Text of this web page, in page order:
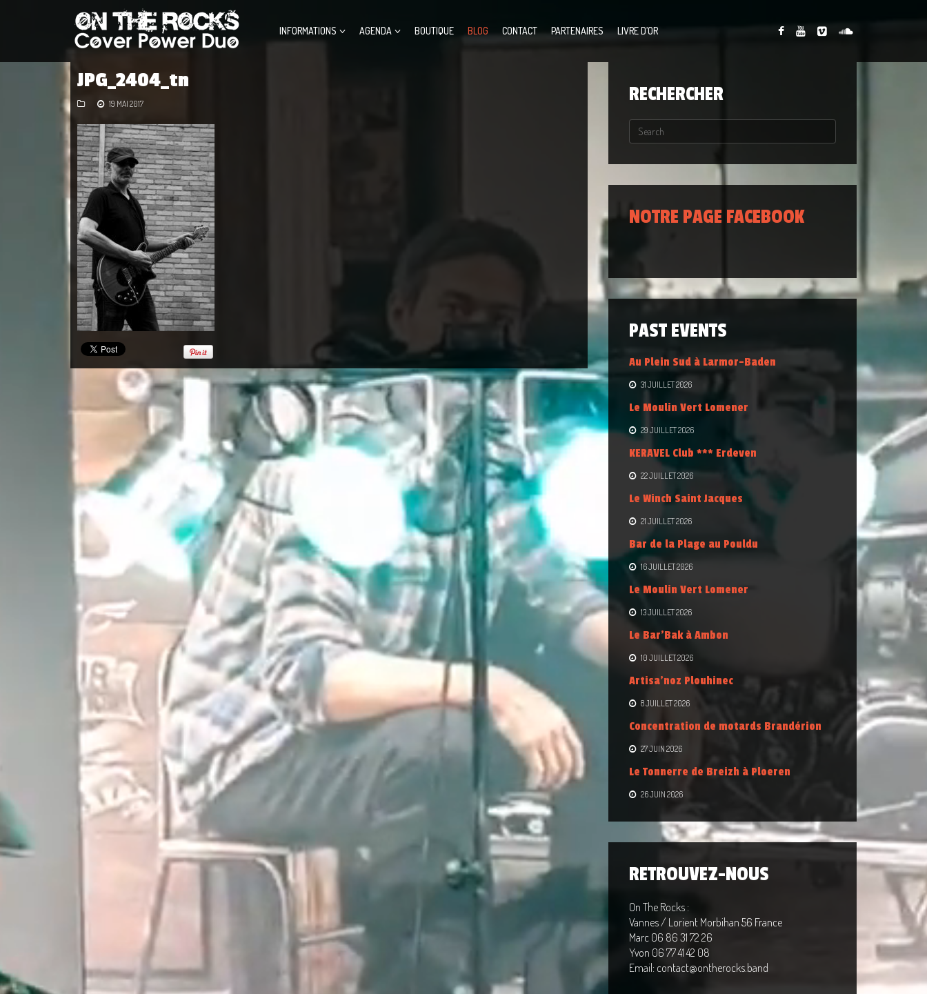
INFORMATIONS AGENDA BOUTIQUE BLOG CONTACT PARTENAIRES LIVRE D’OR
JPG_2404_tn
19 MAI 2017 RECHERCHER
NOTRE PAGE FACEBOOK
PAST EVENTS
Au Plein Sud à Larmor-Baden
31 JUILLET 2026
Le Moulin Vert Lomener
29 JUILLET 2026
KERAVEL Club *** Erdeven
22 JUILLET 2026
Le Winch Saint Jacques
21 JUILLET 2026
Bar de la Plage au Pouldu
16 JUILLET 2026
Le Moulin Vert Lomener
13 JUILLET 2026
Le Bar’Bak à Ambon
10 JUILLET 2026
Artisa’noz Plouhinec
8 JUILLET 2026
Concentration de motards Brandérion
27 JUIN 2026
Le Tonnerre de Breizh à Ploeren
26 JUIN 2026
RETROUVEZ-NOUS
On The Rocks :
Vannes / Lorient Morbihan 56 France
Marc 06 86 31 72 26
Yvon 06 77 41 42 08
Email: contact@ontherocks.band